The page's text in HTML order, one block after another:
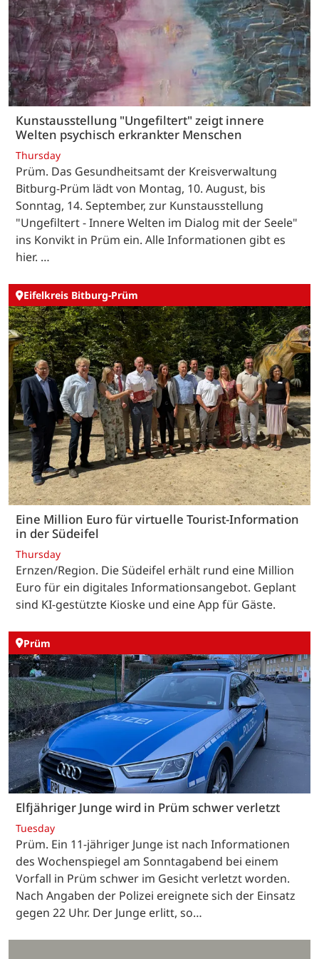
Kunstausstellung "Ungefiltert" zeigt innere
Welten psychisch erkrankter Menschen
Thursday
Prüm. Das Gesundheitsamt der Kreisverwaltung
Bitburg-Prüm lädt von Montag, 10. August, bis
Sonntag, 14. September, zur Kunstausstellung
"Ungefiltert - Innere Welten im Dialog mit der Seele"
ins Konvikt in Prüm ein. Alle Informationen gibt es
hier. …
Eifelkreis Bitburg-Prüm
Eine Million Euro für virtuelle Tourist-Information
in der Südeifel
Thursday
Ernzen/Region. Die Südeifel erhält rund eine Million
Euro für ein digitales Informationsangebot. Geplant
sind KI-gestützte Kioske und eine App für Gäste.
Prüm
Elfjähriger Junge wird in Prüm schwer verletzt
Tuesday
Prüm. Ein 11-jähriger Junge ist nach Informationen
des Wochenspiegel am Sonntagabend bei einem
Vorfall in Prüm schwer im Gesicht verletzt worden.
Nach Angaben der Polizei ereignete sich der Einsatz
gegen 22 Uhr. Der Junge erlitt, so…